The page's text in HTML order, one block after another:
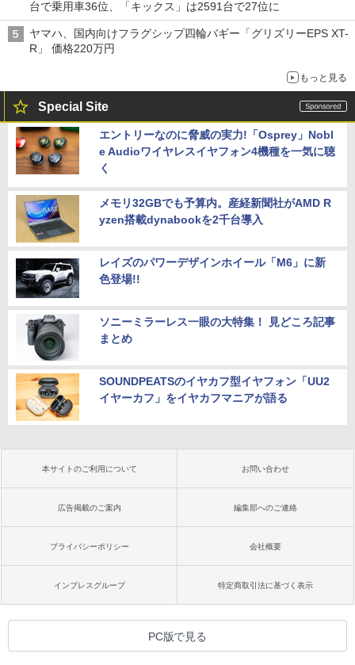
台で乗用車36位、「キックス」は2591台で27位に
ヤマハ、国内向けフラグシップ四輪バギー「グリズリーEPS XT-
R」 価格220万円
もっと見る
Special Site
エントリーなのに脅威の実力!「Osprey」Nobl
e Audioワイヤレスイヤフォン4機種を一気に聴
く
メモリ32GBでも予算内。産経新聞社がAMD R
yzen搭載dynabookを2千台導入
レイズのパワーデザインホイール「M6」に新
色登場!!
ソニーミラーレス一眼の大特集！ 見どころ記事
まとめ
SOUNDPEATSのイヤカフ型イヤフォン「UU2
イヤーカフ」をイヤカフマニアが語る
本サイトのご利用について お問い合わせ
広告掲載のご案内 編集部へのご連絡
プライバシーポリシー 会社概要
インプレスグループ 特定商取引法に基づく表示
PC版で見る